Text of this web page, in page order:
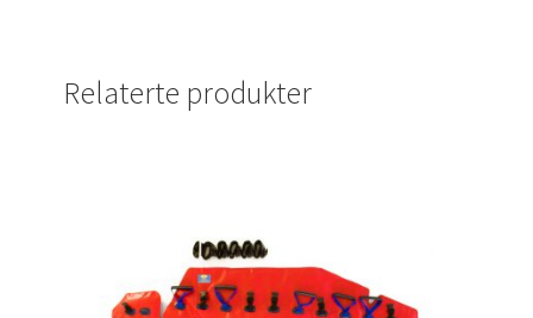
Relaterte produkter